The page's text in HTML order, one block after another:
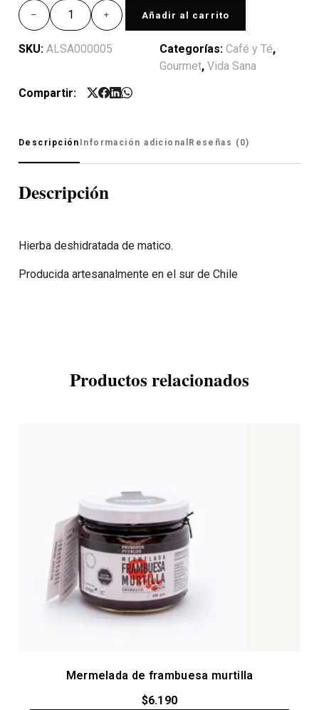
Añadir al carrito
SKU: ALSA000005 Categorías: Café y Té,
Gourmet, Vida Sana
Compartir:
Descripción Información adicional Reseñas (0)
Descripción
Hierba deshidratada de matico.
Producida artesanalmente en el sur de Chile
Productos relacionados
Mermelada de frambuesa murtilla
$6.190